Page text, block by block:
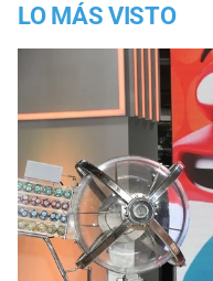
LO MÁS VISTO